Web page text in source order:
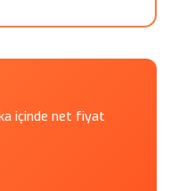
içinde net fiyat